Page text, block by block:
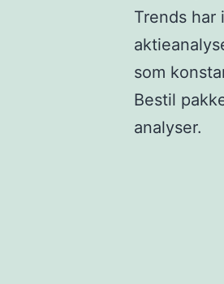
Trends
som
Bestil
analyser.